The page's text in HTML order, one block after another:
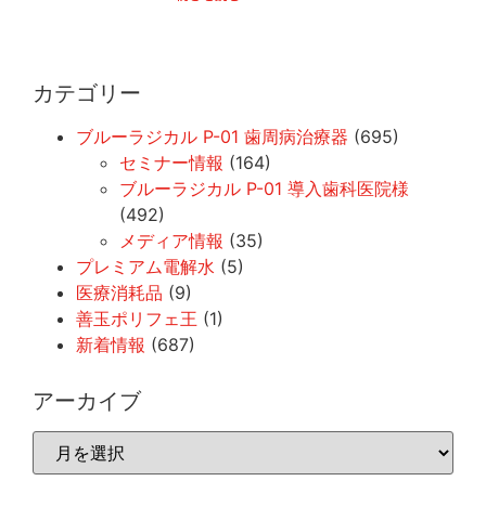
カテゴリー
ブルーラジカル P-01 歯周病治療器 (695)
セミナー情報 (164)
ブルーラジカル P-01 導入歯科医院様
(492)
メディア情報 (35)
プレミアム電解水 (5)
医療消耗品 (9)
善玉ポリフェ王 (1)
新着情報 (687)
アーカイブ